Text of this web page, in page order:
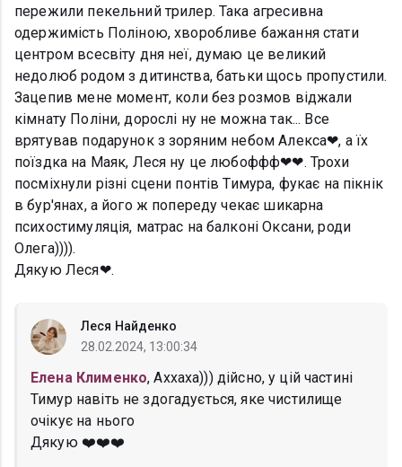
пережили пекельний трилер. Така агресивна
одержимість Поліною, хворобливе бажання стати
центром всесвіту дня неї, думаю це великий
недолюб родом з дитинства, батьки щось пропустили.
Зацепив мене момент, коли без розмов віджали
кімнату Поліни, дорослі ну не можна так... Все
врятував подарунок з зоряним небом Алекса❤, а їх
поїздка на Маяк, Леся ну це любоффф❤❤. Трохи
посміхнули різні сцени понтів Тимура, фукає на пікнік
в бур'янах, а його ж попереду чекає шикарна
психостимуляція, матрас на балконі Оксани, роди
Олега)))).
Дякую Леся❤.
Леся Найденко
28.02.2024, 13:00:34
Елена Клименко, Аххаха))) дійсно, у цій частині
Тимур навіть не здогадується, яке чистилище
очікує на нього
Дякую ❤️❤️❤️